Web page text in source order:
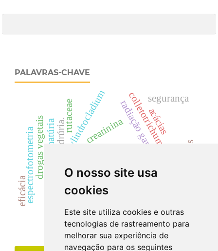
O nosso site usa
cookies
Este site utiliza cookies e outras
tecnologias de rastreamento para
melhorar sua experiência de
navegação para os seguintes
PALAVRAS-CHAVE
creatinina
dicksoniaceae dicksonia sellowiana
cylindrocladium colletotrichum acutatum
acácias
cilindrúria.
uréia
hematúria
descontaminação
drogas vegetais radiação gama
landrace
zanthoxylum
rutaceae
samambaia
espectrofotometria
segurança
eficácia